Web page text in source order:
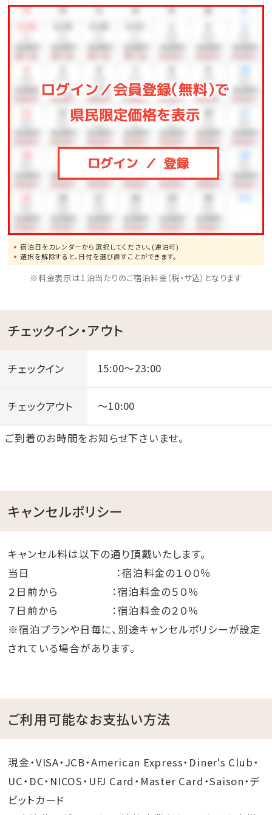
●一度は行ってみたい!美ら海水族館まで、車で約50分
●モンドセレクション受賞作品多数!御菓子御殿「恩納
店」まで、車で約2分
●崖の下に広がるエメラルドの美しい海!万座毛まで、
車で約10分
●ブセナリゾートの海中展望塔まで、車で約15分
●歴代琉球王の居城・首里城まで、車で約60分
宿泊日をカレンダーから選択してください。(連泊可)
選択を解除すると、日付を選び直すことができます。
※料金表示は１泊当たりのご宿泊料金（税・サ込）となります
チェックイン・アウト
チェックイン 15:00～23:00
チェックアウト ～10:00
ご到着のお時間をお知らせ下さいませ。
キャンセルポリシー
キャンセル料は以下の通り頂戴いたします。
当日 ：宿泊料金の１００％
２日前から ：宿泊料金の５０％
７日前から ：宿泊料金の２０％
※宿泊プランや日毎に、別途キャンセルポリシーが設定
されている場合があります。
ご利用可能なお支払い方法
現金・VISA・JCB・American Express・Diner's Club・
UC・DC・NICOS・UFJ Card・Master Card・Saison・デ
ビットカード